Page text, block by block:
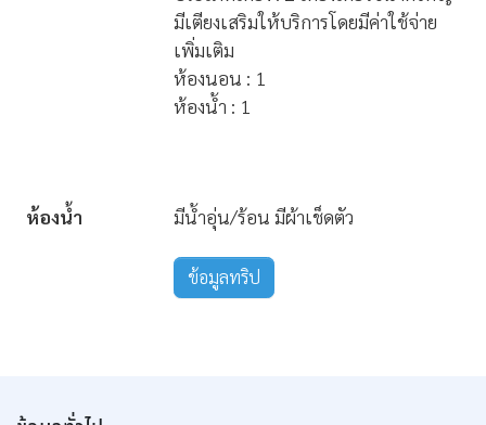
ขนาด : 44 ตารางเมตร
ประเภทเตียง : 2 เตียงเดี่ยวขนาดใหญ่
มีเตียงเสริมให้บริการโดยมีค่าใช้จ่าย
เพิ่มเติม
มีน้ำอุ่น/ร้อน มีผ้าเช็ดตัว